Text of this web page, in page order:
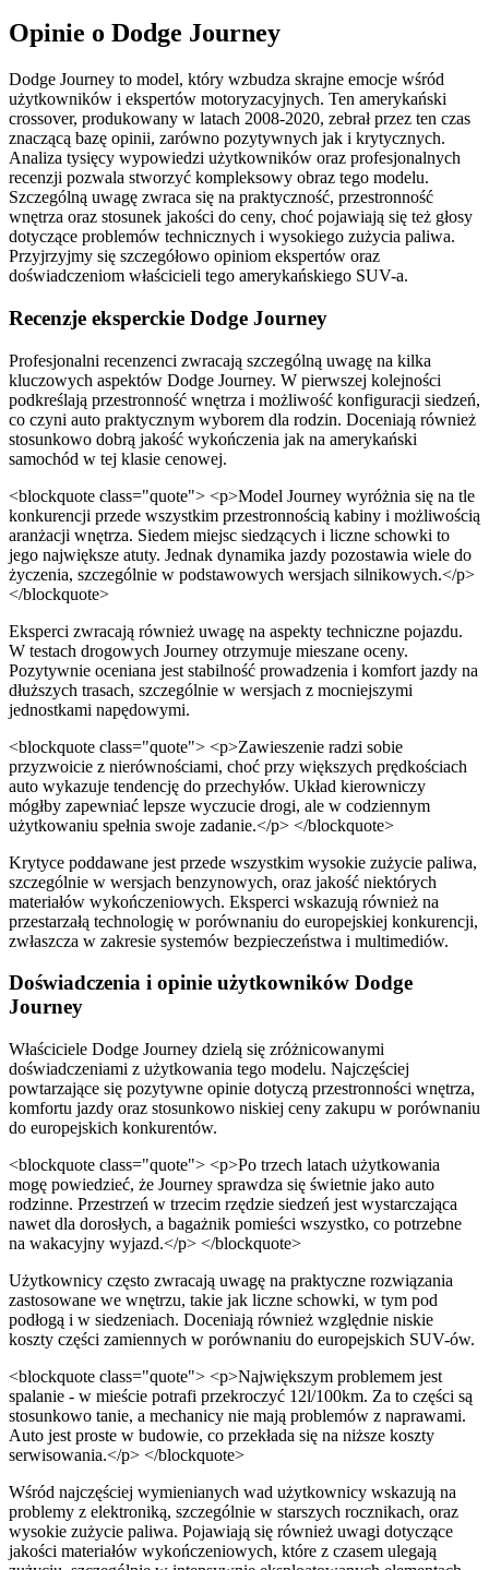
Opinie o Dodge Journey
Dodge Journey to model, który wzbudza skrajne emocje wśród
użytkowników i ekspertów motoryzacyjnych. Ten amerykański
crossover, produkowany w latach 2008-2020, zebrał przez ten czas
znaczącą bazę opinii, zarówno pozytywnych jak i krytycznych.
Analiza tysięcy wypowiedzi użytkowników oraz profesjonalnych
recenzji pozwala stworzyć kompleksowy obraz tego modelu.
Szczególną uwagę zwraca się na praktyczność, przestronność
wnętrza oraz stosunek jakości do ceny, choć pojawiają się też głosy
dotyczące problemów technicznych i wysokiego zużycia paliwa.
Przyjrzyjmy się szczegółowo opiniom ekspertów oraz
doświadczeniom właścicieli tego amerykańskiego SUV-a.
Recenzje eksperckie Dodge Journey
Profesjonalni recenzenci zwracają szczególną uwagę na kilka
kluczowych aspektów Dodge Journey. W pierwszej kolejności
podkreślają przestronność wnętrza i możliwość konfiguracji siedzeń,
co czyni auto praktycznym wyborem dla rodzin. Doceniają również
stosunkowo dobrą jakość wykończenia jak na amerykański
samochód w tej klasie cenowej.
<blockquote class="quote"> <p>Model Journey wyróżnia się na tle
konkurencji przede wszystkim przestronnością kabiny i możliwością
aranżacji wnętrza. Siedem miejsc siedzących i liczne schowki to
jego największe atuty. Jednak dynamika jazdy pozostawia wiele do
życzenia, szczególnie w podstawowych wersjach silnikowych.</p>
</blockquote>
Eksperci zwracają również uwagę na aspekty techniczne pojazdu.
W testach drogowych Journey otrzymuje mieszane oceny.
Pozytywnie oceniana jest stabilność prowadzenia i komfort jazdy na
dłuższych trasach, szczególnie w wersjach z mocniejszymi
jednostkami napędowymi.
<blockquote class="quote"> <p>Zawieszenie radzi sobie
przyzwoicie z nierównościami, choć przy większych prędkościach
auto wykazuje tendencję do przechyłów. Układ kierowniczy
mógłby zapewniać lepsze wyczucie drogi, ale w codziennym
użytkowaniu spełnia swoje zadanie.</p> </blockquote>
Krytyce poddawane jest przede wszystkim wysokie zużycie paliwa,
szczególnie w wersjach benzynowych, oraz jakość niektórych
materiałów wykończeniowych. Eksperci wskazują również na
przestarzałą technologię w porównaniu do europejskiej konkurencji,
zwłaszcza w zakresie systemów bezpieczeństwa i multimediów.
Doświadczenia i opinie użytkowników Dodge
Journey
Właściciele Dodge Journey dzielą się zróżnicowanymi
doświadczeniami z użytkowania tego modelu. Najczęściej
powtarzające się pozytywne opinie dotyczą przestronności wnętrza,
komfortu jazdy oraz stosunkowo niskiej ceny zakupu w porównaniu
do europejskich konkurentów.
<blockquote class="quote"> <p>Po trzech latach użytkowania
mogę powiedzieć, że Journey sprawdza się świetnie jako auto
rodzinne. Przestrzeń w trzecim rzędzie siedzeń jest wystarczająca
nawet dla dorosłych, a bagażnik pomieści wszystko, co potrzebne
na wakacyjny wyjazd.</p> </blockquote>
Użytkownicy często zwracają uwagę na praktyczne rozwiązania
zastosowane we wnętrzu, takie jak liczne schowki, w tym pod
podłogą i w siedzeniach. Doceniają również względnie niskie
koszty części zamiennych w porównaniu do europejskich SUV-ów.
<blockquote class="quote"> <p>Największym problemem jest
spalanie - w mieście potrafi przekroczyć 12l/100km. Za to części są
stosunkowo tanie, a mechanicy nie mają problemów z naprawami.
Auto jest proste w budowie, co przekłada się na niższe koszty
serwisowania.</p> </blockquote>
Wśród najczęściej wymienianych wad użytkownicy wskazują na
problemy z elektroniką, szczególnie w starszych rocznikach, oraz
wysokie zużycie paliwa. Pojawiają się również uwagi dotyczące
jakości materiałów wykończeniowych, które z czasem ulegają